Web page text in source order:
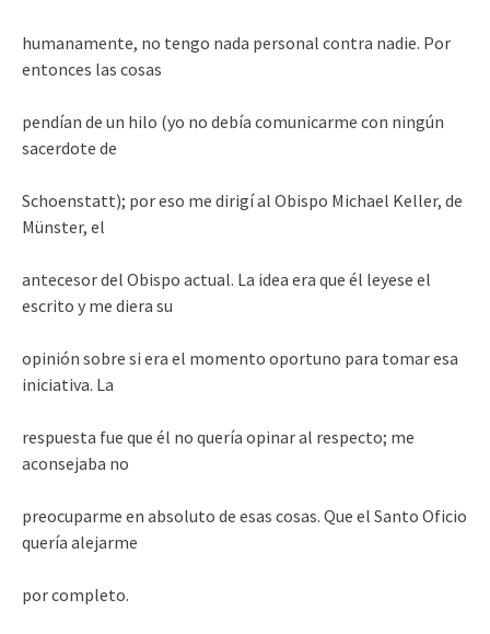
humanamente, no tengo nada personal contra nadie. Por
entonces las cosas
pendían de un hilo (yo no debía comunicarme con ningún
sacerdote de
Schoenstatt); por eso me dirigí al Obispo Michael Keller, de
Münster, el
antecesor del Obispo actual. La idea era que él leyese el
escrito y me diera su
opinión sobre si era el momento oportuno para tomar esa
iniciativa. La
respuesta fue que él no quería opinar al respecto; me
aconsejaba no
preocuparme en absoluto de esas cosas. Que el Santo Oficio
quería alejarme
por completo.